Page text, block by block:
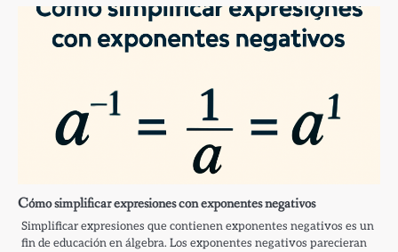
Cómo simplificar expresiones con exponentes negativos
Simplificar expresiones que contienen exponentes negativos es un
fin de educación en álgebra. Los exponentes negativos parecieran